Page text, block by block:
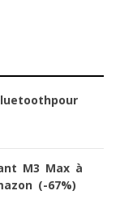
M3 Max à
(-67%)